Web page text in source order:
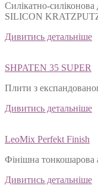
Силікатно-
SILICON
Дивитись детальніше
SHPATEN 35 SUPER
Плити з
Дивитись детальніше
LeoMix Perfekt Finish
Фінішна тонкошарова
Дивитись детальніше